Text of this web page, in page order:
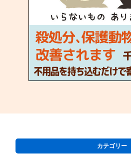
カテゴリー